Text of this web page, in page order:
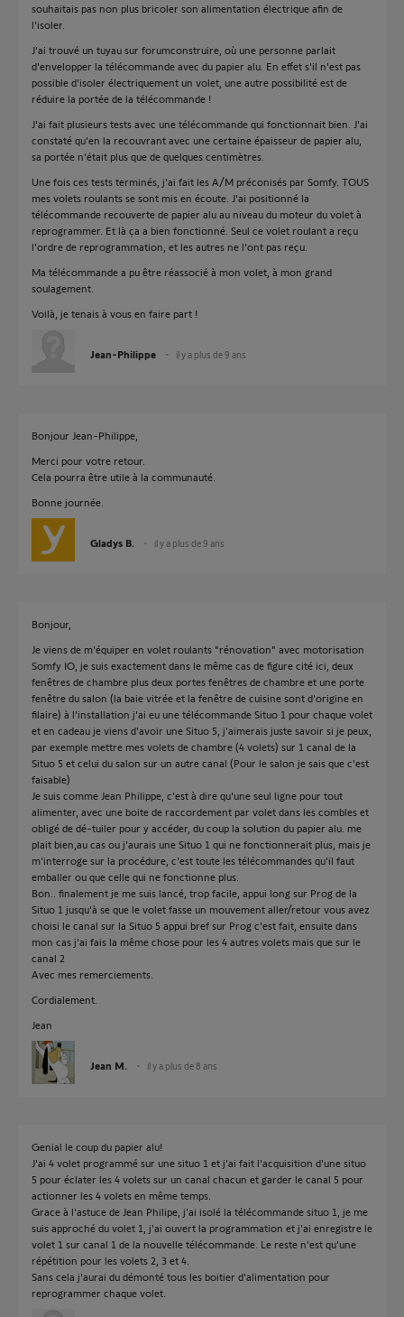
souhaitais pas non plus bricoler son alimentation électrique afin de
l'isoler.
J'ai trouvé un tuyau sur forumconstruire, où une personne parlait
d'envelopper la télécommande avec du papier alu. En effet s'il n'est pas
possible d'isoler électriquement un volet, une autre possibilité est de
réduire la portée de la télécommande !
J'ai fait plusieurs tests avec une télécommande qui fonctionnait bien. J'ai
constaté qu'en la recouvrant avec une certaine épaisseur de papier alu,
sa portée n'était plus que de quelques centimètres.
Une fois ces tests terminés, j'ai fait les A/M préconisés par Somfy. TOUS
mes volets roulants se sont mis en écoute. J'ai positionné la
télécommande recouverte de papier alu au niveau du moteur du volet à
reprogrammer. Et là ça a bien fonctionné. Seul ce volet roulant a reçu
l'ordre de reprogrammation, et les autres ne l'ont pas reçu.
Ma télécommande a pu être réassocié à mon volet, à mon grand
soulagement.
Voilà, je tenais à vous en faire part !
Jean-Philippe il y a plus de 9 ans
Bonjour Jean-Philippe,
Merci pour votre retour.
Cela pourra être utile à la communauté.
Bonne journée.
Gladys B. il y a plus de 9 ans
Bonjour,
Je viens de m'équiper en volet roulants "rénovation" avec motorisation
Somfy IO, je suis exactement dans le même cas de figure cité ici, deux
fenêtres de chambre plus deux portes fenêtres de chambre et une porte
fenêtre du salon (la baie vitrée et la fenêtre de cuisine sont d'origine en
filaire) à l’installation j'ai eu une télécommande Situo 1 pour chaque volet
et en cadeau je viens d'avoir une Situo 5, j'aimerais juste savoir si je peux,
par exemple mettre mes volets de chambre (4 volets) sur 1 canal de la
Situo 5 et celui du salon sur un autre canal (Pour le salon je sais que c'est
faisable)
Je suis comme Jean Philippe, c'est à dire qu'une seul ligne pour tout
alimenter, avec une boite de raccordement par volet dans les combles et
obligé de dé-tuiler pour y accéder, du coup la solution du papier alu. me
plait bien,au cas ou j'aurais une Situo 1 qui ne fonctionnerait plus, mais je
m'interroge sur la procédure, c'est toute les télécommandes qu'il faut
emballer ou que celle qui ne fonctionne plus.
Bon.. finalement je me suis lancé, trop facile, appui long sur Prog de la
Situo 1 jusqu'à se que le volet fasse un mouvement aller/retour vous avez
choisi le canal sur la Situo 5 appui bref sur Prog c'est fait, ensuite dans
mon cas j'ai fais la même chose pour les 4 autres volets mais que sur le
canal 2
Avec mes remerciements.
Cordialement.
Jean
Jean M. il y a plus de 8 ans
Genial le coup du papier alu!
J'ai 4 volet programmé sur une situo 1 et j'ai fait l'acquisition d'une situo
5 pour éclater les 4 volets sur un canal chacun et garder le canal 5 pour
actionner les 4 volets en même temps.
Grace à l'astuce de Jean Philipe, j'ai isolé la télécommande situo 1, je me
suis approché du volet 1, j'ai ouvert la programmation et j'ai enregistre le
volet 1 sur canal 1 de la nouvelle télécommande. Le reste n'est qu'une
répétition pour les volets 2, 3 et 4.
Sans cela j'aurai du démonté tous les boitier d'alimentation pour
reprogrammer chaque volet.